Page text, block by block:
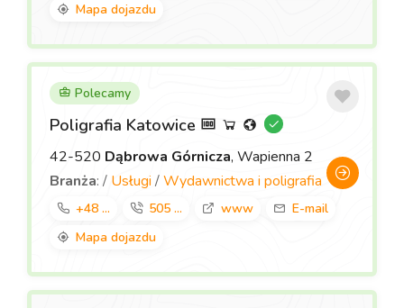
Mapa dojazdu
Polecamy
Poligrafia Katowice
42-520 Dąbrowa Górnicza, Wapienna 2
Branża: / Usługi /Wydawnictwa i poligrafia
+48 ... 505 ... www
E-mail
Mapa dojazdu